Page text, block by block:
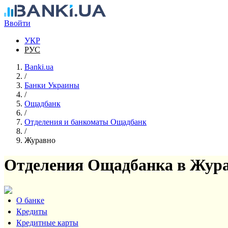
Перейти к основному содержанию
Ввойти
УКР
РУС
Banki.ua
/
Банки Украины
/
Ощадбанк
/
Отделения и банкоматы Ощадбанк
/
Журавно
Отделения Ощадбанка в
О банке
Кредиты
Кредитные карты